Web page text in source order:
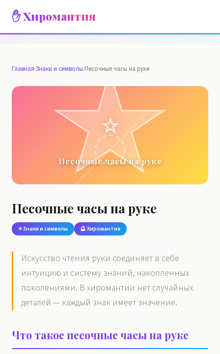
✋ Хиромантия
Главная›Знаки и символы›Песочные часы на руке
⭐
Песочные часы на руке
Песочные часы на руке
⭐ Знаки и символы 🔮 Хиромантия
Искусство чтения руки соединяет в себе
интуицию и систему знаний, накопленных
поколениями. В хиромантии нет случайных
деталей — каждый знак имеет значение.
Что такое песочные часы на руке